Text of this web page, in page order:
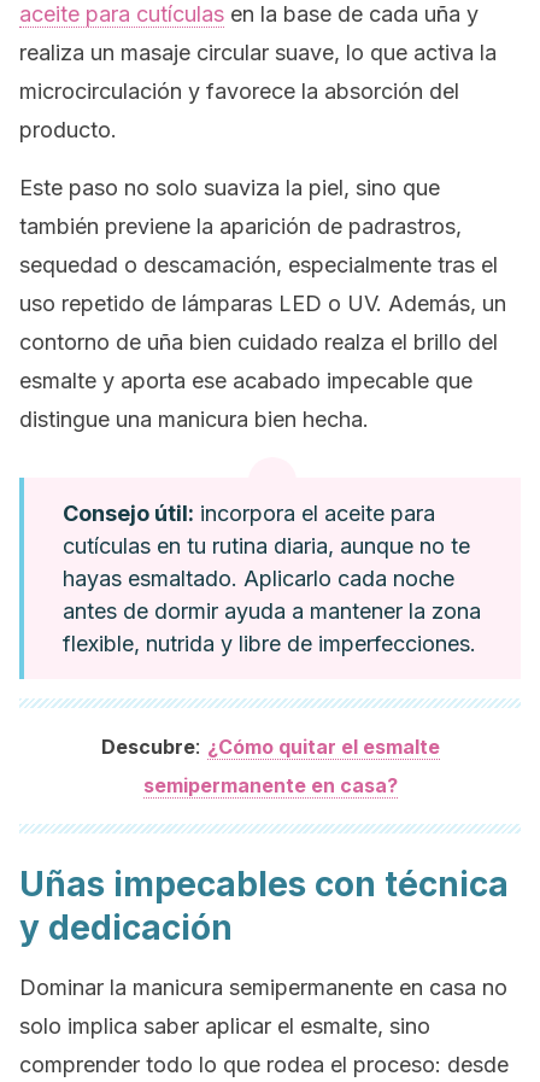
aceite para cutículas en la base de cada uña y
realiza un masaje circular suave, lo que activa la
microcirculación y favorece la absorción del
producto.
Este paso no solo suaviza la piel, sino que
también previene la aparición de padrastros,
sequedad o descamación, especialmente tras el
uso repetido de lámparas LED o UV. Además, un
contorno de uña bien cuidado realza el brillo del
esmalte y aporta ese acabado impecable que
distingue una manicura bien hecha.
Consejo útil: incorpora el aceite para
cutículas en tu rutina diaria, aunque no te
hayas esmaltado. Aplicarlo cada noche
antes de dormir ayuda a mantener la zona
flexible, nutrida y libre de imperfecciones.
Descubre: ¿Cómo quitar el esmalte
semipermanente en casa?
Uñas impecables con técnica
y dedicación
Dominar la manicura semipermanente en casa no
solo implica saber aplicar el esmalte, sino
comprender todo lo que rodea el proceso: desde